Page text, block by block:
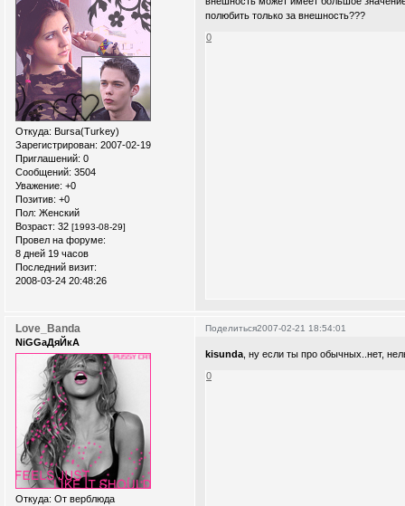
Откуда: Bursa(Turkey)
Зарегистрирован: 2007-02-19
Приглашений: 0
Сообщений: 3504
Уважение: +0
Позитив: +0
Пол: Женский
Возраст: 32 [1993-08-29]
Провел на форуме:
8 дней 19 часов
Последний визит:
2008-03-24 20:48:26
полюбить только за внешность???
0
Поделиться2007-02-21 18:54:01
Love_Banda
NiGGaДяЙкА
Откуда: От верблюда
kisunda, ну если ты про обычных..нет,
0